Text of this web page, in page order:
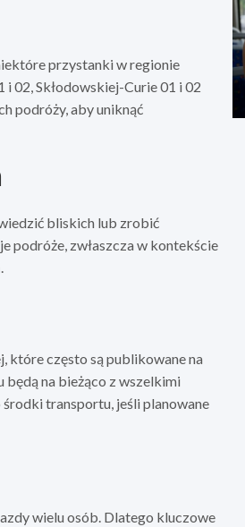
przystanki w regionie
02, Skłodowskiej-Curie 01 i 02
podróży, aby uniknąć
bliskich lub zrobić
podróże, zwłaszcza w kontekście
które często są publikowane na
na bieżąco z wszelkimi
transportu, jeśli planowane
wielu osób. Dlatego kluczowe